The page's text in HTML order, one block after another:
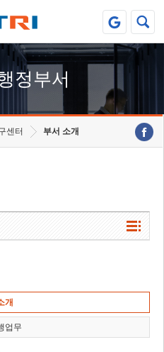
정부서
센터 부서 소개
개
업무